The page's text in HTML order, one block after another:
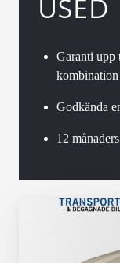
Garanti upp
Godkända
12